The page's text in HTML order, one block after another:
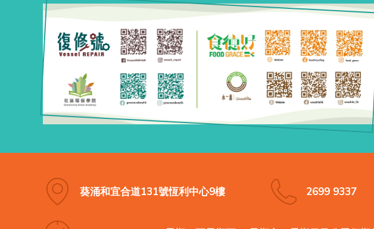
葵涌和宜合道131號恆利中心9樓 2699 9337